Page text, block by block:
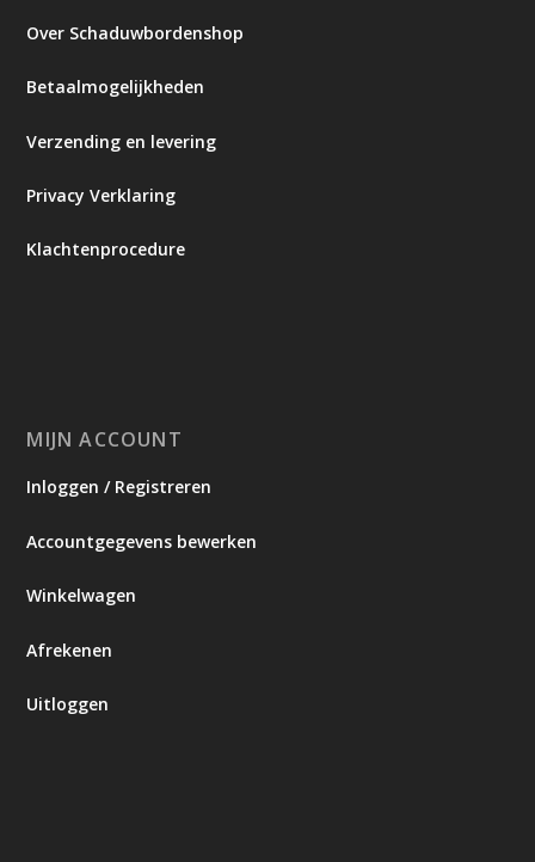
Over Schaduwbordenshop
Betaalmogelijkheden
Verzending en levering
Privacy Verklaring
Klachtenprocedure
MIJN ACCOUNT
Inloggen / Registreren
Accountgegevens bewerken
Winkelwagen
Afrekenen
Uitloggen